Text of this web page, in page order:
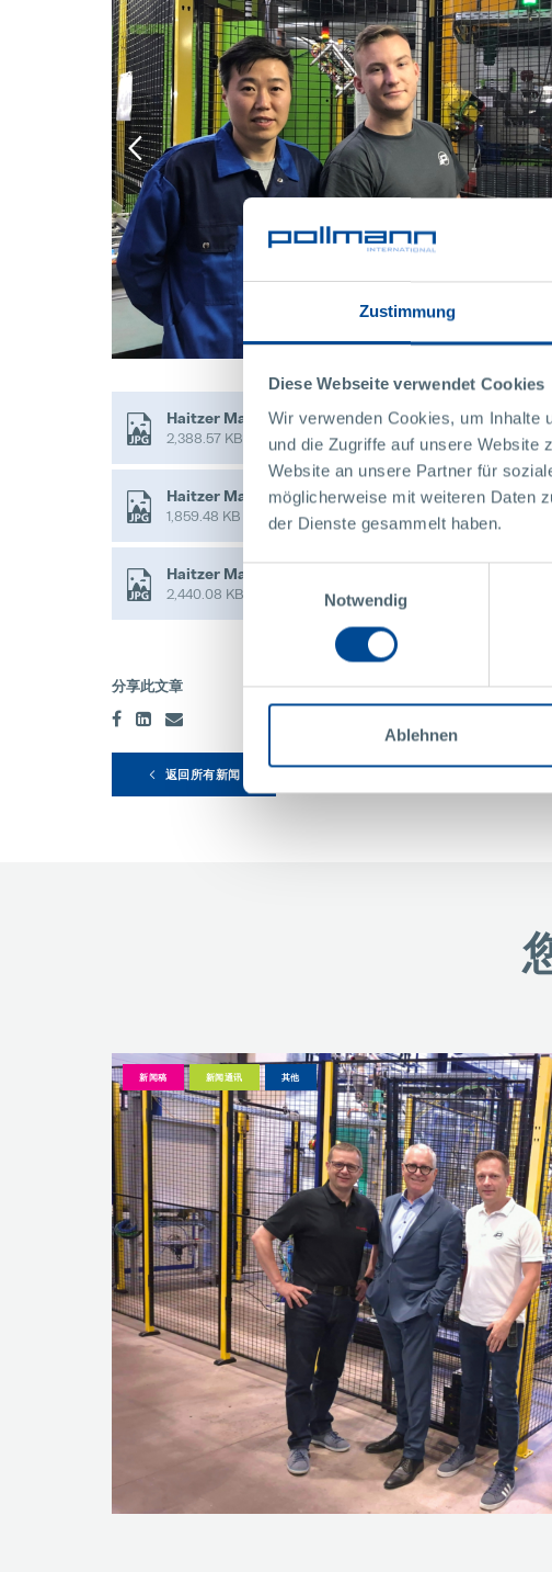
Zustimmung
Diese Webseite verwendet Cookies
Wir verwenden Cookies, um Inhalte
und die Zugriffe auf unsere Website
Website an unsere Partner für
möglicherweise mit weiteren Daten
der Dienste gesammelt haben.
Einwilligungsauswahl
Notwendig
Ablehnen
Haitzer Maximilian in action.jpg
2,388.57 KB
Haitzer Maximilian in Shanghai .jpg
1,859.48 KB
Haitzer Maximilian with Chinese Colleague.jpg
2,440.08 KB
分享此文章
返回所有新闻
新闻稿 新闻通讯 其他